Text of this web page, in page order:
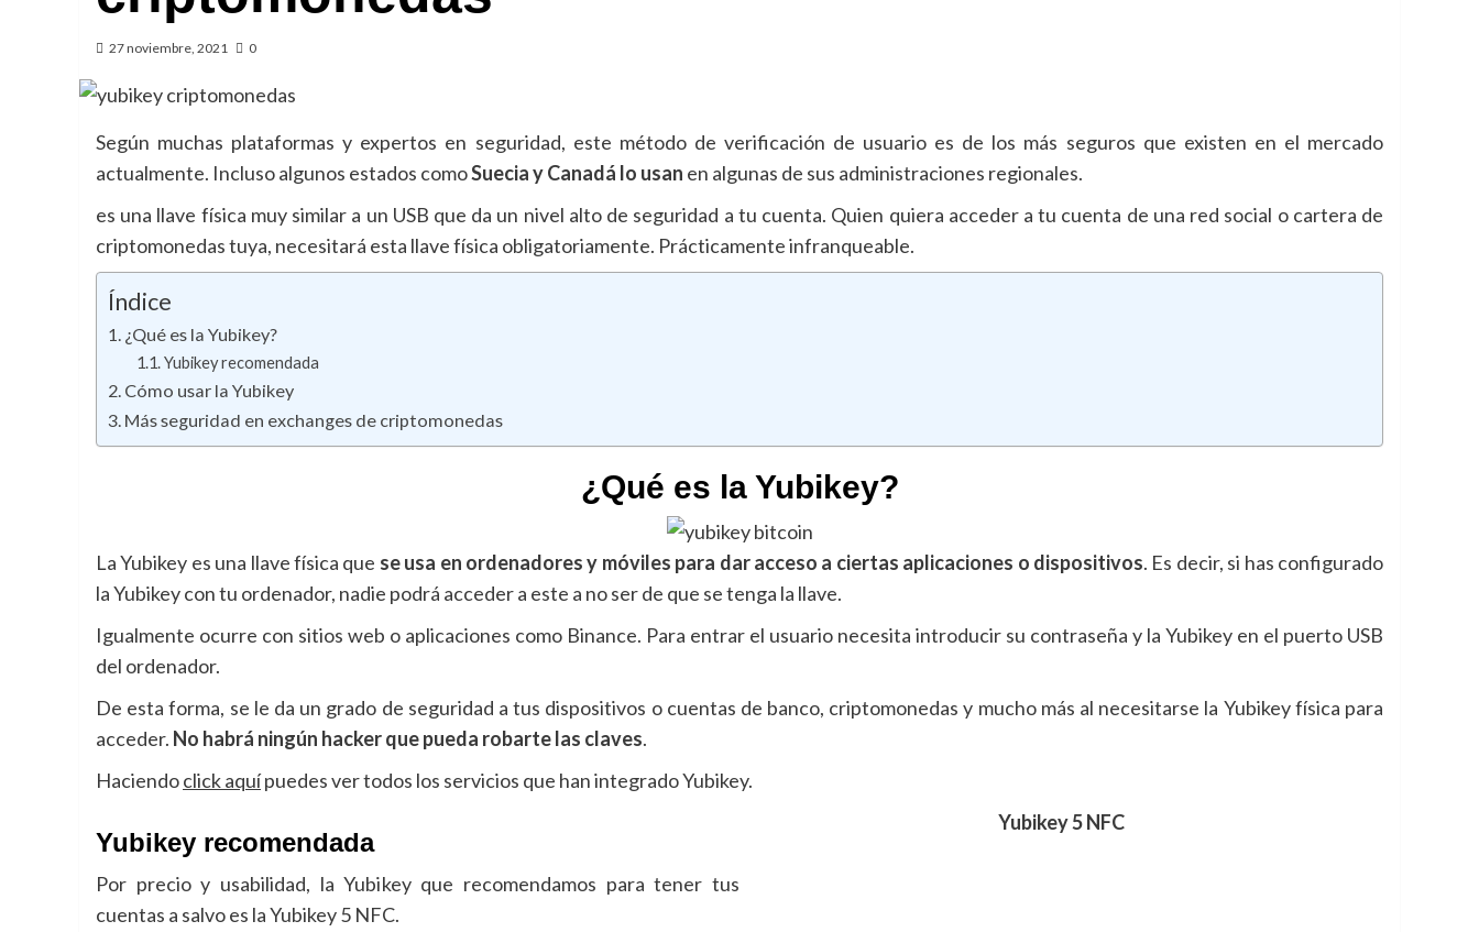
27 noviembre, 2021 0
Según muchas plataformas y expertos en seguridad, este método de verificación de usuario es de los más seguros que existen en el mercado
actualmente. Incluso algunos estados comoSuecia y Canadá lo usan en algunas de sus administraciones regionales.
es una llave física muy similar a un USB que da un nivel alto de seguridad a tu cuenta. Quien quiera acceder a tu cuenta de una red social o cartera de
criptomonedas tuya, necesitará esta llave física obligatoriamente. Prácticamente infranqueable.
Índice
¿Qué es la Yubikey?
Yubikey recomendada
Cómo usar la Yubikey
Más seguridad en exchanges de criptomonedas
¿Qué es la Yubikey?
La Yubikey es una llave física que se usa en ordenadores y móviles para dar acceso a ciertas aplicaciones o dispositivos. Es decir, si has configurado
la Yubikey con tu ordenador, nadie podrá acceder a este a no ser de que se tenga la llave.
Igualmente ocurre con sitios web o aplicaciones como Binance. Para entrar el usuario necesita introducir su contraseña y la Yubikey en el puerto USB
del ordenador.
De esta forma, se le da un grado de seguridad a tus dispositivos o cuentas de banco, criptomonedas y mucho más al necesitarse la Yubikey física para
acceder. No habrá ningún hacker que pueda robarte las claves.
Haciendoclick aquípuedes ver todos los servicios que han integrado Yubikey.
Yubikey recomendada
Por precio y usabilidad, la Yubikey que recomendamos para tener tus
cuentas a salvo es la Yubikey 5 NFC.
Yubikey 5 NFC